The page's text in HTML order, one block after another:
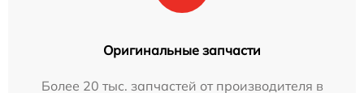
Оригинальные запчасти
Более 20 тыс. запчастей от производителя в